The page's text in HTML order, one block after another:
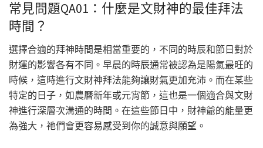
常見問題QA01：什麼是文財神的最佳拜法
時間？
選擇合適的拜神時間是相當重要的，不同的時辰和節日對於
財運的影響各有不同。早晨的時辰通常被認為是陽氣最旺的
時候，這時進行文財神拜法能夠讓財氣更加充沛。而在某些
特定的日子，如農曆新年或元宵節，這也是一個適合與文財
神進行深層次溝通的時間。在這些節日中，財神爺的能量更
為強大，祂們會更容易感受到你的誠意與願望。